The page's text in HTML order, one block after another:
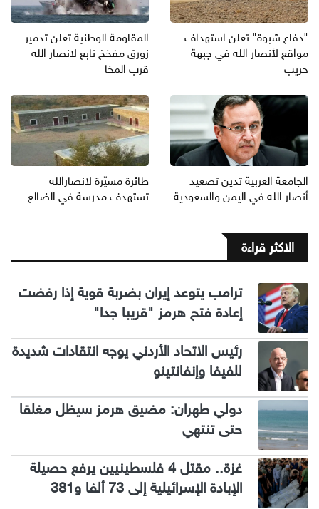
"دفاع شبوة" تعلن استهداف
مواقع لأنصار الله في جبهة
حريب
المقاومة الوطنية تعلن تدمير
زورق مفخخ تابع لانصار الله
قرب المخا
الجامعة العربية تدين تصعيد
أنصار الله في اليمن والسعودية
طائرة مسيّرة لانصارالله
تستهدف مدرسة في الضالع
الاكثر قراءة
ترامب يتوعد إيران بضربة قوية إذا رفضت
إعادة فتح هرمز "قريبا جدا"
رئيس الاتحاد الأردني يوجه انتقادات شديدة
للفيفا وإنفانتينو
دولي طهران: مضيق هرمز سيظل مغلقا
حتى تنتهي
غزة.. مقتل 4 فلسطينيين يرفع حصيلة
الإبادة الإسرائيلية إلى 73 ألفا و381